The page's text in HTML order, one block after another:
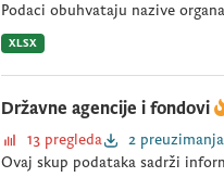
Podaci obuhvataju nazive
XLSX
Državne agencije i fondovi
13 pregleda
2 preuzimanja
Ovaj skup podataka sadrži